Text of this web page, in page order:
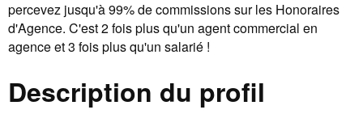
percevez jusqu'à 99% de commissions sur les Honoraires
d'Agence. C'est 2 fois plus qu'un agent commercial en
agence et 3 fois plus qu'un salarié !
Description du profil